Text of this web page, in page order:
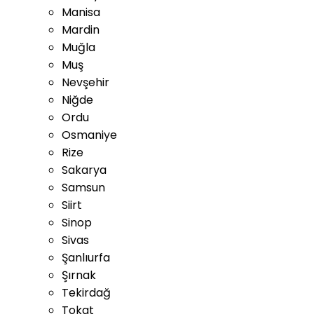
Manisa
Mardin
Muğla
Muş
Nevşehir
Niğde
Ordu
Osmaniye
Rize
Sakarya
Samsun
Siirt
Sinop
Sivas
Şanlıurfa
Şırnak
Tekirdağ
Tokat